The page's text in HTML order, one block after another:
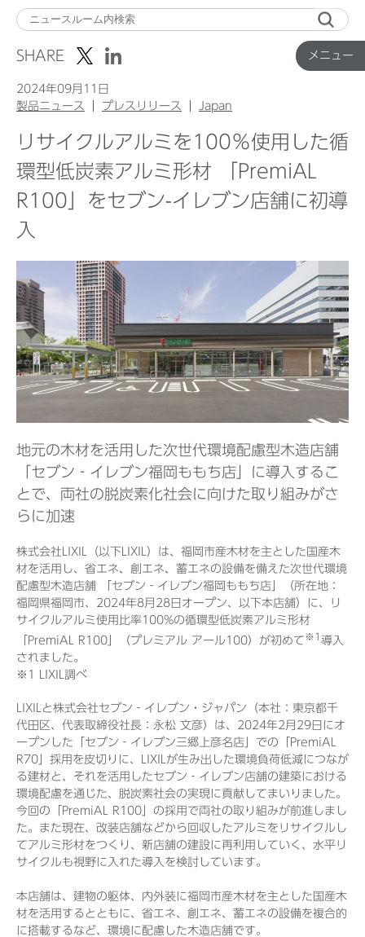
メニュー
ニ
ュ
Top
企業ニュース
グローバル製品ニュース
IR ニュース
企業ニュースアーカイブ
製品ニュースアーカイブ
SHARE
2024年09月11日
製品ニュース
プレスリリース Japan
リサイクルアルミを100％使用した循
環型低炭素アルミ形材 「PremiAL
R100」をセブン-イレブン店舗に初導
入
地元の木材を活用した次世代環境配慮型木造店舗
「セブン‐イレブン福岡ももち店」に導入するこ
とで、両社の脱炭素化社会に向けた取り組みがさ
らに加速
株式会社LIXIL（以下LIXIL）は、福岡市産木材を主とした国産木
材を活用し、省エネ、創エネ、蓄エネの設備を備えた次世代環境
配慮型木造店舗 「セブン‐イレブン福岡ももち店」（所在地：
福岡県福岡市、2024年8月28日オープン、以下本店舗）に、リ
サイクルアルミ使用比率100%の循環型低炭素アルミ形材
「PremiAL R100」（プレミアル アール100）が初めて※1 導入
されました。
※1 LIXIL調べ
LIXILと株式会社セブン‐イレブン・ジャパン（本社：東京都千
代田区、代表取締役社長：永松 文彦）は、2024年2月29日にオ
ープンした「セブン‐イレブン三郷上彦名店」での「PremiAL
R70」採用を皮切りに、LIXILが生み出した環境負荷低減につなが
る建材と、それを活用したセブン‐イレブン店舗の建築における
環境配慮を通じた、脱炭素社会の実現に貢献してまいりました。
今回の「PremiAL R100」の採用で両社の取り組みが前進しまし
た。また現在、改装店舗などから回収したアルミをリサイクルし
てアルミ形材をつくり、新店舗の建設に再利用していく、水平リ
サイクルも視野に入れた導入を検討しています。
本店舗は、建物の躯体、内外装に福岡市産木材を主とした国産木
材を活用するとともに、省エネ、創エネ、蓄エネの設備を複合的
に搭載するなど、環境に配慮した木造店舗です。